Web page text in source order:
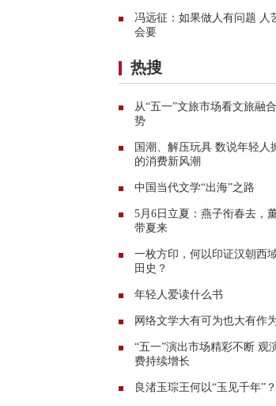
冯远征：如果做人有问题 人
会要
热搜
从“五一”文旅市场看文旅融
势
国潮、解压玩具 数说年轻人
的消费新风潮
中国当代文学“出海”之路
5月6日立夏：燕子衔春去，
带夏来
一枚方印，何以印证汉朝西
田史？
年轻人爱读什么书
网络文学大有可为也大有作
“五一”演出市场精彩不断 观
费持续增长
良渚玉琮王何以“玉见千年”？